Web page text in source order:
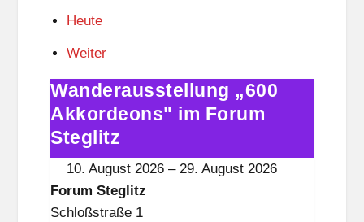
Heute
Weiter
Wanderausstellung
„600
Akkordeons"
im
Forum
Steglitz
Wanderausstellung „600
Akkordeons" im Forum
Steglitz
10. August 2026 –29. August 2026
Forum Steglitz
Schloßstraße 1